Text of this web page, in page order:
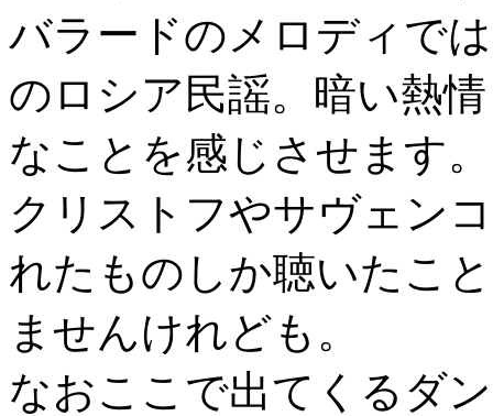
バラードのメロディで
のロシア民謡。暗い熱
なことを感じさせます。
クリストフやサヴェン
れたものしか聴いたこ
ませんけれども。
なおここで出てくるダ